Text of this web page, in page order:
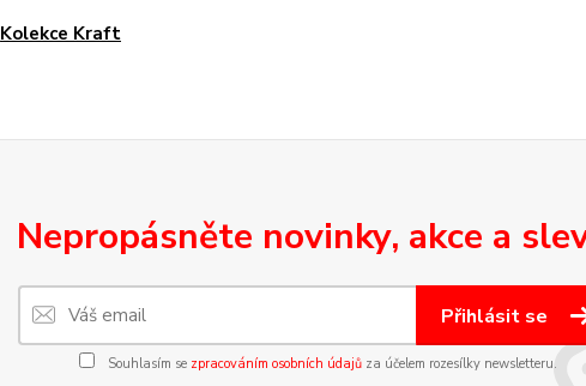
Kolekce Kraft
Nepropásněte novinky, akce a
Přihlásit se
Souhlasím se zpracováním osobních údajůza účelem rozesílky newsletteru.